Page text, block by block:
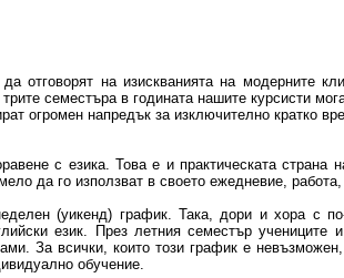
отговорят на изискванията на модерните
семестъра в годината нашите курсисти
огромен напредък за изключително кратко
с езика. Това е и практическата страна
да го използват в своето ежедневие,
(уикенд) график. Така, дори и хора с
език. През летния семестър учениците
За всички, които този график е
обучение.